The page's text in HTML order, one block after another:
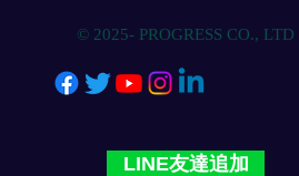
© 2025- PROGRESS CO., LTD
LINE友達追加